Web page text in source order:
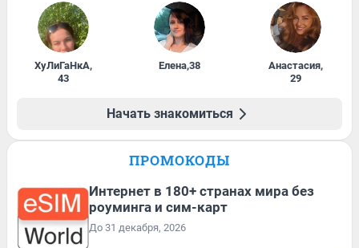
ХуЛиГаНкА,
43
Елена,38 Анастасия,
29
Начать знакомиться
ПРОМОКОДЫ
Интернет в 180+ странах мира без
роуминга и сим-карт
До 31 декабря, 2026